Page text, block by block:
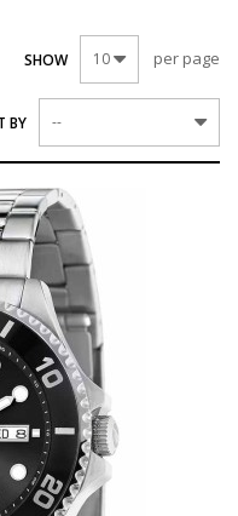
SHOW 10 per page
BY --